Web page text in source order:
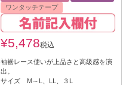
ワンタッチテープ
¥5,478税込
袖裾レース使いが上品さと高級感を演
出。
サイズ M～L、LL、３L